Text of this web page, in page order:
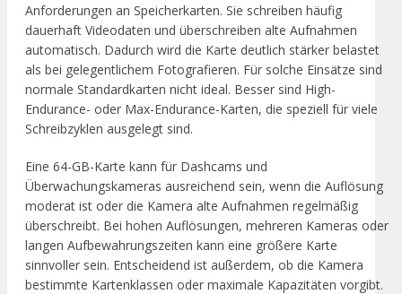
Anforderungen an Speicherkarten. Sie schreiben häufig
dauerhaft Videodaten und überschreiben alte Aufnahmen
automatisch. Dadurch wird die Karte deutlich stärker belastet
als bei gelegentlichem Fotografieren. Für solche Einsätze sind
normale Standardkarten nicht ideal. Besser sind High-
Endurance- oder Max-Endurance-Karten, die speziell für viele
Schreibzyklen ausgelegt sind.
Eine 64-GB-Karte kann für Dashcams und
Überwachungskameras ausreichend sein, wenn die Auflösung
moderat ist oder die Kamera alte Aufnahmen regelmäßig
überschreibt. Bei hohen Auflösungen, mehreren Kameras oder
langen Aufbewahrungszeiten kann eine größere Karte
sinnvoller sein. Entscheidend ist außerdem, ob die Kamera
bestimmte Kartenklassen oder maximale Kapazitäten vorgibt.